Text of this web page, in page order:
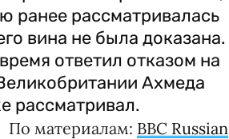
ранее рассматривалась
вина не была доказана.
ответил отказом на
Ахмеда
рассматривал.
По материалам: BBC Russian